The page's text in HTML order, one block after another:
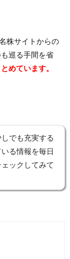
株サイトからの
巡る手間を省
めています。
でも充実する
る情報を毎日
ックしてみて